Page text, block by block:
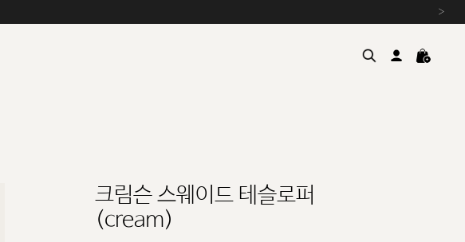
›
크림슨 스웨이드 테슬로퍼
(cream)